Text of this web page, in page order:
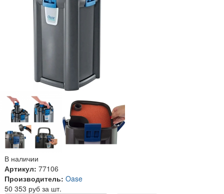
В наличии
Артикул: 77106
Производитель: Oase
50 353 руб за шт.